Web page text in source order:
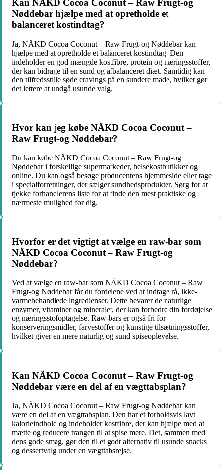
Kan NÄKD Cocoa Coconut – Raw Frugt-og
Nøddebar hjælpe med at opretholde et
balanceret kostindtag?
Ja, NÄKD Cocoa Coconut – Raw Frugt-og Nøddebar kan
hjælpe med at opretholde et balanceret kostindtag. Den
indeholder en god mængde kostfibre, protein og næringsstoffer,
der kan bidrage til en sund og afbalanceret diæt. Samtidig kan
den tilfredsstille søde cravings på en sundere måde, hvilket gør
det lettere at undgå usunde valg.
Hvor kan jeg købe NÄKD Cocoa Coconut –
Raw Frugt-og Nøddebar?
Du kan købe NÄKD Cocoa Coconut – Raw Frugt-og
Nøddebar i forskellige supermarkeder, helsekostbutikker og
online. Du kan også besøge producentens hjemmeside eller tage
i specialforretninger, der sælger sundhedsprodukter. Sørg for at
tjekke forhandlerens liste for at finde den mest praktiske og
nærmeste mulighed for dig.
Hvorfor er det vigtigt at vælge en raw-bar som
NÄKD Cocoa Coconut – Raw Frugt-og
Nøddebar?
Ved at vælge en raw-bar som NÄKD Cocoa Coconut – Raw
Frugt-og Nøddebar får du fordelene ved at indtage rå, ikke-
varmebehandlede ingredienser. Dette bevarer de naturlige
enzymer, vitaminer og mineraler, der kan forbedre din fordøjelse
og næringsstofoptagelse. Raw-bars er også fri for
konserveringsmidler, farvestoffer og kunstige tilsætningsstoffer,
hvilket giver en mere naturlig og sund spiseoplevelse.
Kan NÄKD Cocoa Coconut – Raw Frugt-og
Nøddebar være en del af en vægttabsplan?
Ja, NÄKD Cocoa Coconut – Raw Frugt-og Nøddebar kan
være en del af en vægttabsplan. Den har et forholdsvis lavt
kalorieindhold og indeholder kostfibre, der kan hjælpe med at
mætte og reducere trangen til at spise mere. Det, sammen med
dens gode smag, gør den til et godt alternativ til usunde snacks
og dessertvalg under en vægttabsrejse.